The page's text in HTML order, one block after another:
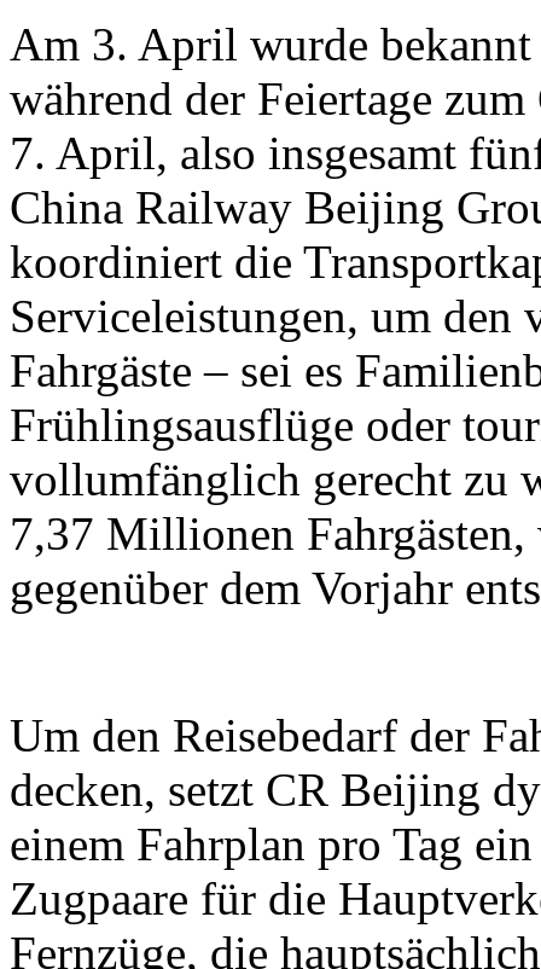
Am 3. April wurde bekannt
während der Feiertage
7. April, also insgesamt
China Railway Beijing
koordiniert die
Serviceleistungen, um den
Fahrgäste – sei es
Frühlingsausflüge oder
vollumfänglich gerecht zu
7,37 Millionen
gegenüber dem Vorjahr
Um den Reisebedarf der
decken, setzt CR Beijing
einem Fahrplan pro Tag
Zugpaare für die
Fernzüge, die